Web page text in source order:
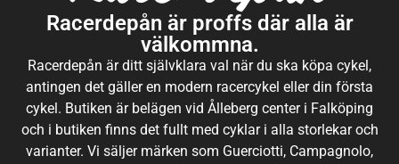
Racerdepån är proffs där alla är
välkommna.
Racerdepån är ditt självklara val när du ska köpa cykel,
antingen det gäller en modern racercykel eller din första
cykel. Butiken är belägen vid Ålleberg center i Falköping
och i butiken finns det fullt med cyklar i alla storlekar och
varianter. Vi säljer märken som Guerciotti, Campagnolo,